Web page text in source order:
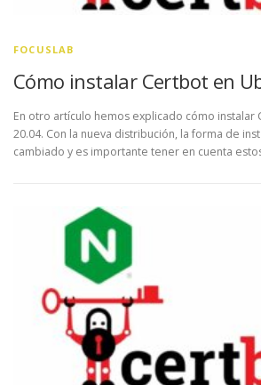
FOCUSLAB
Cómo instalar Certbot en
En otro artículo hemos explicado cómo instalar
20.04. Con la nueva distribución, la forma de
cambiado y es importante tener en cuenta